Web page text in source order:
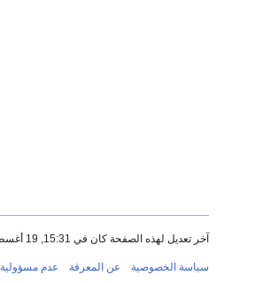
آخر تعديل لهذه الصفحة كان في 15:31, 19 أغسطس 2025.
سياسة الخصوصية عن المعرفة عدم مسؤولية